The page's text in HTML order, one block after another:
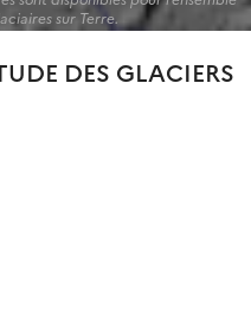
sur Terre.
DES GLACIERS